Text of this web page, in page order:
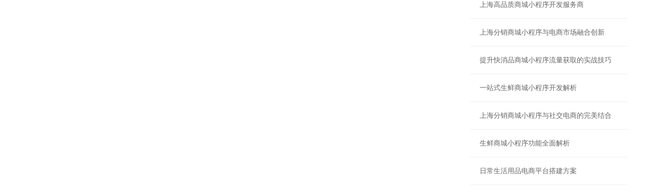
上海高品质商城小程序开发服务商
上海分销商城小程序与电商市场融合创新
提升快消品商城小程序流量获取的实战技巧
一站式生鲜商城小程序开发解析
上海分销商城小程序与社交电商的完美结合
生鲜商城小程序功能全面解析
日常生活用品电商平台搭建方案